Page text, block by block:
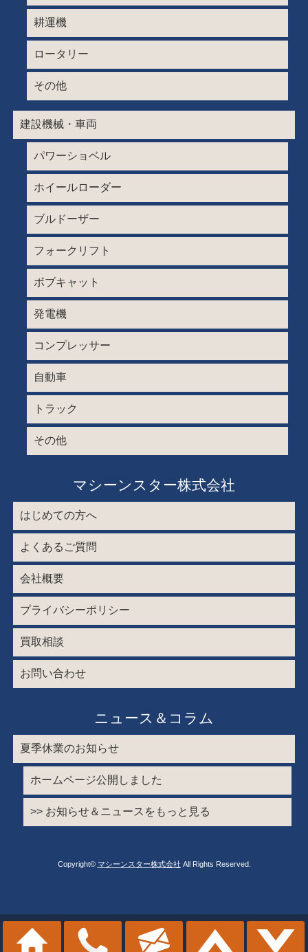
耕運機
ロータリー
その他
建設機械・車両
パワーショベル
ホイールローダー
ブルドーザー
フォークリフト
ボブキャット
発電機
コンプレッサー
自動車
トラック
その他
マシーンスター株式会社
はじめての方へ
よくあるご質問
会社概要
プライバシーポリシー
買取相談
お問い合わせ
ニュース＆コラム
夏季休業のお知らせ
ホームページ公開しました
>> お知らせ＆ニュースをもっと見る
Copyright© マシーンスター株式会社 All Rights Reserved.